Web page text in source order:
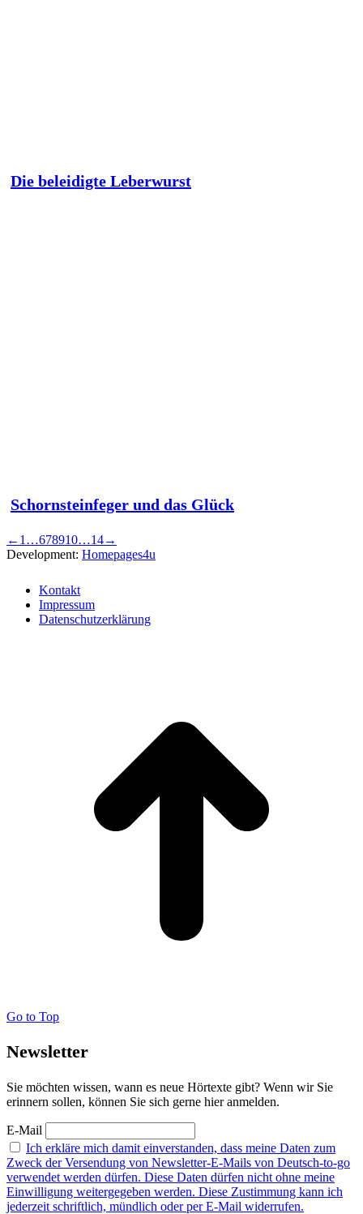
Die beleidigte Leberwurst
Schornsteinfeger und das Glück
← 1 …678910…14→
Development: Homepages4u
Kontakt
Impressum
Datenschutzerklärung
Go to Top
Newsletter
Sie möchten wissen, wann es neue Hörtexte gibt? Wenn wir Sie
erinnern sollen, können Sie sich gerne hier anmelden.
E-Mail
Ich erkläre mich damit einverstanden, dass meine Daten zum
Zweck der Versendung von Newsletter-E-Mails von Deutsch-to-go
verwendet werden dürfen. Diese Daten dürfen nicht ohne meine
Einwilligung weitergegeben werden. Diese Zustimmung kann ich
jederzeit schriftlich, mündlich oder per E-Mail widerrufen.